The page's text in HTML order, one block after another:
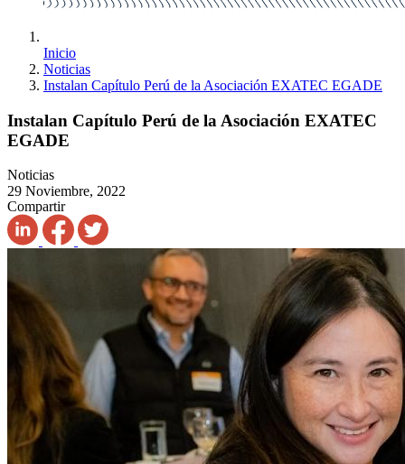
Inicio
Noticias
Instalan Capítulo Perú de la Asociación EXATEC EGADE
Instalan Capítulo Perú de la Asociación EXATEC
EGADE
Noticias
29 Noviembre, 2022
Compartir